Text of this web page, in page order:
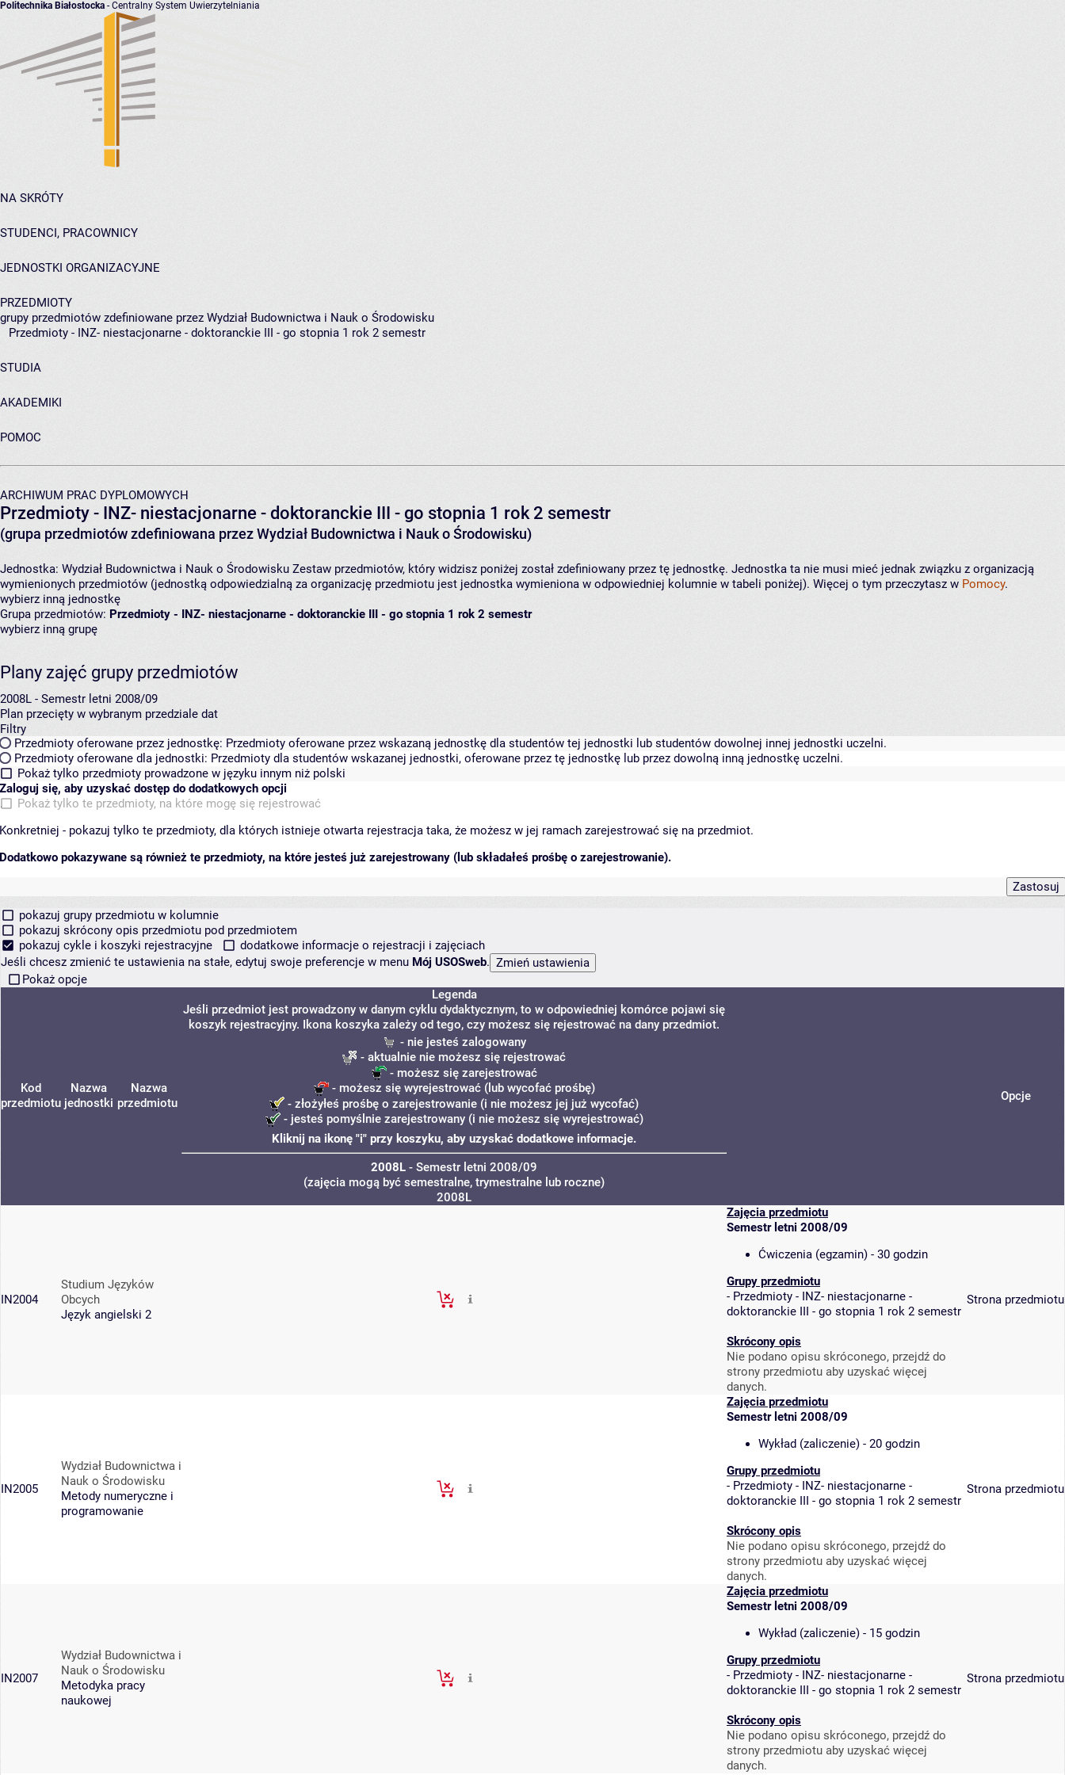
Politechnika Białostocka - Centralny System Uwierzytelniania
NA SKRÓTY
STUDENCI, PRACOWNICY
JEDNOSTKI ORGANIZACYJNE
PRZEDMIOTY
grupy przedmiotów zdefiniowane przez Wydział Budownictwa i Nauk o Środowisku
Przedmioty - INZ- niestacjonarne - doktoranckie III - go stopnia 1 rok 2 semestr
STUDIA
AKADEMIKI
POMOC
ARCHIWUM PRAC DYPLOMOWYCH
Przedmioty - INZ- niestacjonarne - doktoranckie III - go stopnia 1 rok 2 semestr
(grupa przedmiotów zdefiniowana przez Wydział Budownictwa i Nauk o Środowisku)
Jednostka: Wydział Budownictwa i Nauk o Środowisku Zestaw przedmiotów, który widzisz poniżej został zdefiniowany przez tę jednostkę. Jednostka ta nie musi mieć jednak związku z organizacją
wymienionych przedmiotów (jednostką odpowiedzialną za organizację przedmiotu jest jednostka wymieniona w odpowiedniej kolumnie w tabeli poniżej). Więcej o tym przeczytasz w Pomocy.
wybierz inną jednostkę
Grupa przedmiotów: Przedmioty - INZ- niestacjonarne - doktoranckie III - go stopnia 1 rok 2 semestr
wybierz inną grupę
Plany zajęć grupy przedmiotów
2008L - Semestr letni 2008/09
Plan przecięty w wybranym przedziale dat
Filtry
Przedmioty oferowane przez jednostkę: Przedmioty oferowane przez wskazaną jednostkę dla studentów tej jednostki lub studentów dowolnej innej jednostki uczelni.
Przedmioty oferowane dla jednostki: Przedmioty dla studentów wskazanej jednostki, oferowane przez tę jednostkę lub przez dowolną inną jednostkę uczelni.
Pokaż tylko przedmioty prowadzone w języku innym niż polski
Zaloguj się, aby uzyskać dostęp do dodatkowych opcji
Pokaż tylko te przedmioty, na które mogę się rejestrować
Konkretniej - pokazuj tylko te przedmioty, dla których istnieje otwarta rejestracja taka, że możesz w jej ramach zarejestrować się na przedmiot.
Dodatkowo pokazywane są również te przedmioty, na które jesteś już zarejestrowany (lub składałeś prośbę o zarejestrowanie).
pokazuj grupy przedmiotu w kolumnie
pokazuj skrócony opis przedmiotu pod przedmiotem
pokazuj cykle i koszyki rejestracyjne
dodatkowe informacje o rejestracji i zajęciach
Jeśli chcesz zmienić te ustawienia na stałe, edytuj swoje preferencje w menu Mój USOSweb.
Pokaż opcje
Kod
przedmiotu
Nazwa
jednostki
Nazwa
przedmiotu
Legenda
Jeśli przedmiot jest prowadzony w danym cyklu dydaktycznym, to w odpowiedniej komórce pojawi się
koszyk rejestracyjny. Ikona koszyka zależy od tego, czy możesz się rejestrować na dany przedmiot.
- nie jesteś zalogowany
- aktualnie nie możesz się rejestrować
- możesz się zarejestrować
- możesz się wyrejestrować (lub wycofać prośbę)
- złożyłeś prośbę o zarejestrowanie (i nie możesz jej już wycofać)
- jesteś pomyślnie zarejestrowany (i nie możesz się wyrejestrować)
Kliknij na ikonę "i" przy koszyku, aby uzyskać dodatkowe informacje.
2008L - Semestr letni 2008/09
(zajęcia mogą być semestralne, trymestralne lub roczne)
Opcje
2008L
IN2004
Studium Języków
Obcych
Język angielski 2
Zajęcia przedmiotu
Semestr letni 2008/09
Ćwiczenia (egzamin) - 30 godzin
Grupy przedmiotu
- Przedmioty - INZ- niestacjonarne -
doktoranckie III - go stopnia 1 rok 2 semestr
Skrócony opis
Nie podano opisu skróconego, przejdź do
strony przedmiotu aby uzyskać więcej
danych.
Strona przedmiotu
IN2005
Wydział Budownictwa i
Nauk o Środowisku
Metody numeryczne i
programowanie
Zajęcia przedmiotu
Semestr letni 2008/09
Wykład (zaliczenie) - 20 godzin
Grupy przedmiotu
- Przedmioty - INZ- niestacjonarne -
doktoranckie III - go stopnia 1 rok 2 semestr
Skrócony opis
Nie podano opisu skróconego, przejdź do
strony przedmiotu aby uzyskać więcej
danych.
Strona przedmiotu
IN2007
Wydział Budownictwa i
Nauk o Środowisku
Metodyka pracy
naukowej
Zajęcia przedmiotu
Semestr letni 2008/09
Wykład (zaliczenie) - 15 godzin
Grupy przedmiotu
- Przedmioty - INZ- niestacjonarne -
doktoranckie III - go stopnia 1 rok 2 semestr
Skrócony opis
Nie podano opisu skróconego, przejdź do
strony przedmiotu aby uzyskać więcej
danych.
Strona przedmiotu